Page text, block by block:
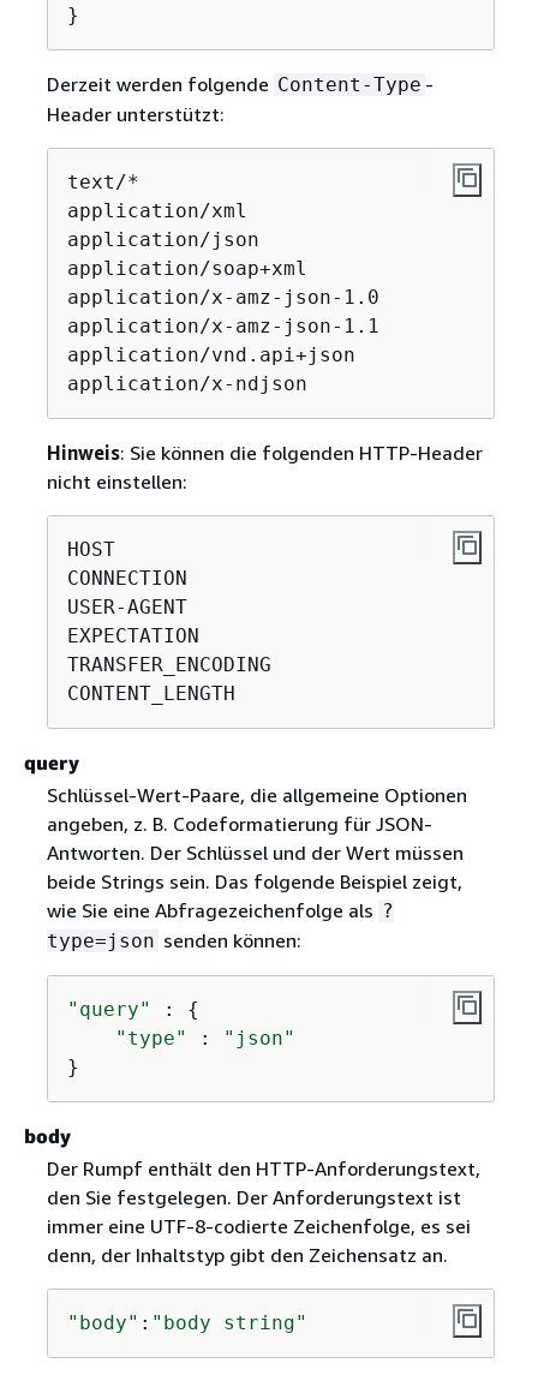
}
Derzeit werden folgende Content-Type -
Header unterstützt:
text/*
application/xml
application/json
application/soap+xml
application/x-amz-json-1.0
application/x-amz-json-1.1
application/vnd.api+json
application/x-ndjson
Hinweis: Sie können die folgenden HTTP-Header
nicht einstellen:
HOST
CONNECTION
USER-AGENT
EXPECTATION
TRANSFER_ENCODING
CONTENT_LENGTH
query
Schlüssel-Wert-Paare, die allgemeine Optionen
angeben, z. B. Codeformatierung für JSON-
Antworten. Der Schlüssel und der Wert müssen
beide Strings sein. Das folgende Beispiel zeigt,
wie Sie eine Abfragezeichenfolge als ?
type=json senden können:
"query" : {
"type"
:
"json"
}
body
Der Rumpf enthält den HTTP-Anforderungstext,
den Sie festgelegen. Der Anforderungstext ist
immer eine UTF-8-codierte Zeichenfolge, es sei
denn, der Inhaltstyp gibt den Zeichensatz an.
"body" : "body string"